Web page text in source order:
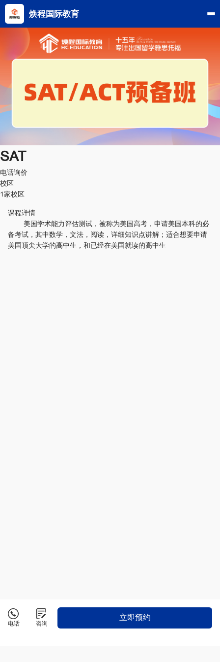
焕程国际教育
SAT
电话询价
校区
1家校区
课程详情
美国学术能力评估测试，被称为美国高考，申请美国本科的必
备考试，其中数学，文法，阅读，详细知识点讲解；适合想要申请
美国顶尖大学的高中生，和已经在美国就读的高中生
电话 咨询
立即预约